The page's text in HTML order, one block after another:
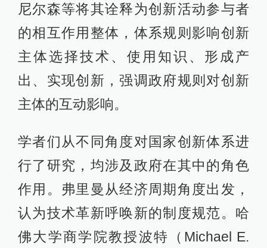
尼尔森等将其诠释为创新活动参与者
的相互作用整体，体系规则影响创新
主体选择技术、使用知识、形成产
出、实现创新，强调政府规则对创新
主体的互动影响。
学者们从不同角度对国家创新体系进
行了研究，均涉及政府在其中的角色
作用。弗里曼从经济周期角度出发，
认为技术革新呼唤新的制度规范。哈
佛大学商学院教授波特（Michael E.